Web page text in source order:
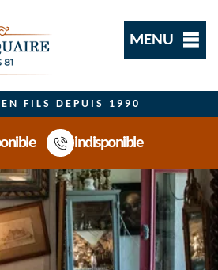
MENU
EN FILS DEPUIS 1990
indisponible